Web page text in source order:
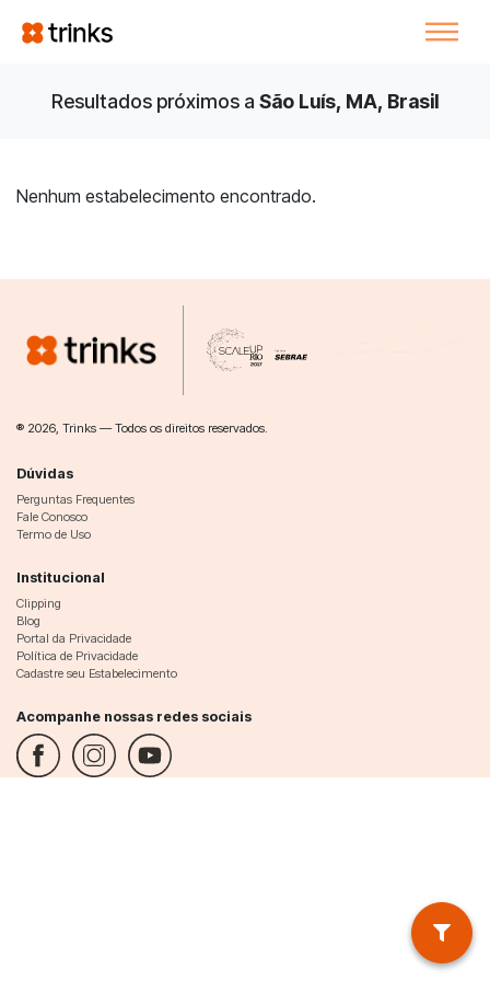
Resultados próximos a São Luís, MA, Brasil
Nenhum estabelecimento encontrado.
® 2026, Trinks — Todos os direitos reservados.
Dúvidas
Perguntas Frequentes
Fale Conosco
Termo de Uso
Institucional
Clipping
Blog
Portal da Privacidade
Política de Privacidade
Cadastre seu Estabelecimento
Acompanhe nossas redes sociais